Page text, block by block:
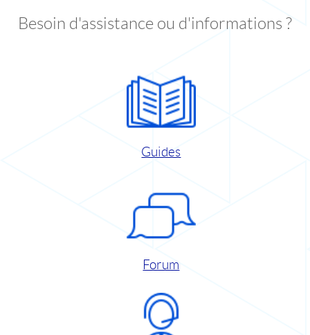
Besoin d'assistance ou d'informations ?
Guides
Forum